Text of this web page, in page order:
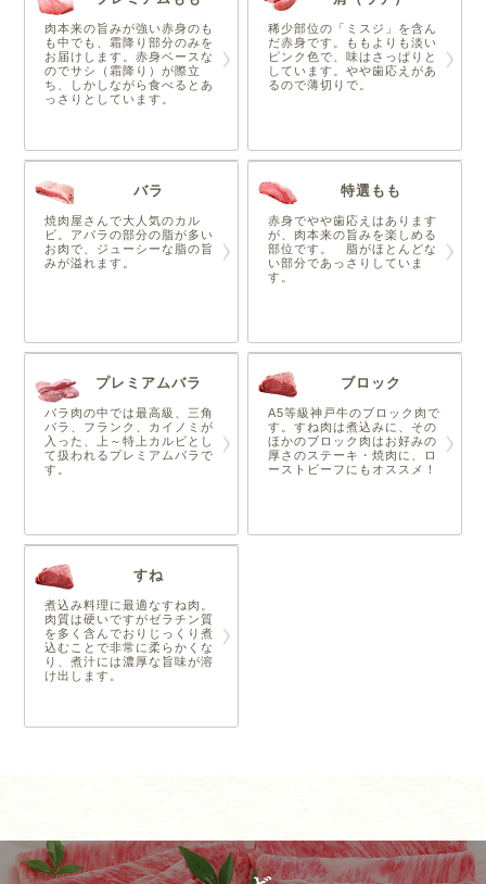
肉本来の旨みが強い赤身のも
も中でも、霜降り部分のみを
お届けします。赤身ベースな
のでサシ（霜降り）が際立
ち、しかしながら食べるとあ
っさりとしています。
稀少部位の「ミスジ」を含ん
だ赤身です。ももよりも淡い
ピンク色で、味はさっぱりと
しています。やや歯応えがあ
るので薄切りで。
バラ
焼肉屋さんで大人気のカル
ビ。アバラの部分の脂が多い
お肉で、ジューシーな脂の旨
みが溢れます。
特選もも
赤身でやや歯応えはあります
が、肉本来の旨みを楽しめる
部位です。 脂がほとんどな
い部分であっさりしていま
す。
プレミアムバラ
バラ肉の中では最高級、三角
バラ、フランク、カイノミが
入った、上～特上カルビとし
て扱われるプレミアムバラで
す。
ブロック
A5等級神戸牛のブロック肉で
す。すね肉は煮込みに、その
ほかのブロック肉はお好みの
厚さのステーキ・焼肉に、ロ
ーストビーフにもオススメ！
すね
煮込み料理に最適なすね肉。
肉質は硬いですがゼラチン質
を多く含んでおりじっくり煮
込むことで非常に柔らかくな
り、煮汁には濃厚な旨味が溶
け出します。